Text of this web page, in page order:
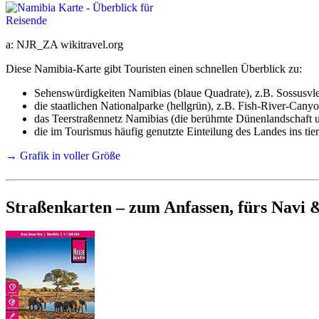
Weitere Infos finden Sie unter:
Aktualisierung kurz vor der Reise und Nachbarländer
Über die tagesaktuellen Regelungen und zu den Nachbarländern
(Unsere letzten persönlichen Erfahrungen bei eigenen
Flüge - Verfügbarkeiten und Preise
Flugverfügbarkeiten und Flugpreise schwanken teils extrem
Speziell für Ostern, Sommerferien, Herbstferien, Weihnachten,
Qualitativ besser und zuverlässiger - aber leider mit Umstieg -
Ebenfalls qualitativ gut, zuverlässig und häufig am
Von Juni 2026 bis Oktober 2026 gibt es neu eine
Für eine konkrete Preisorientierung für Ihre Reise suchen Sie
Lufthansa Discover
Edelweissfliegt Juni bis Oktober 2026 mit
a: NJR_ZA wikitravel.org
Diese Namibia-Karte gibt Touristen einen schnellen Überblick zu:
Sehenswürdigkeiten Namibias (blaue Quadrate), z.B.
die staatlichen Nationalparke (hellgrün), z.B. Fish-River-
das Teerstraßennetz Namibias (die berühmte
die im Tourismus häufig genutzte Einteilung des Landes ins
→ Grafik in voller Größe
Straßenkarten – zum Anfassen, fürs Navi